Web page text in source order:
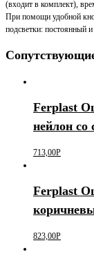
(входит в комплект),
При помощи удобной
подсветки: постоянный
Ferplast
нейлон
713,00Р
Ferplast
823,00Р